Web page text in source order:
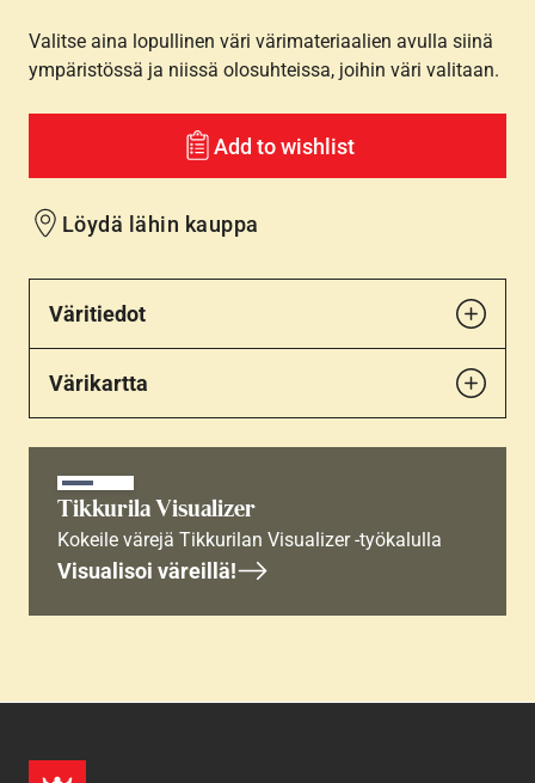
Valitse aina lopullinen väri värimateriaalien avulla siinä
ympäristössä ja niissä olosuhteissa, joihin väri valitaan.
Add to wishlist
Löydä lähin kauppa
Väritiedot
Värikartta
Tikkurila Visualizer
Kokeile värejä Tikkurilan Visualizer -työkalulla
Visualisoi väreillä!